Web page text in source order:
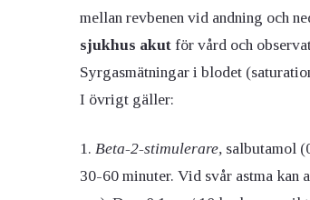
mellan revbenen vid andning och
sjukhus akut för vård och
Syrgasmätningar i blodet
I övrigt gäller:
Beta-2-stimulerare, salbutamol
30-60 minuter. Vid svår astma kan